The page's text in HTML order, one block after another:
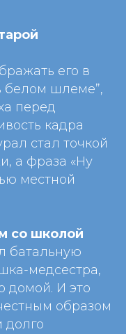
его в
белом шлеме”,
перед
кадра
стал точкой
а фраза «Ну
местной
со школой
батальную
медсестра,
домой. И это
образом
долго